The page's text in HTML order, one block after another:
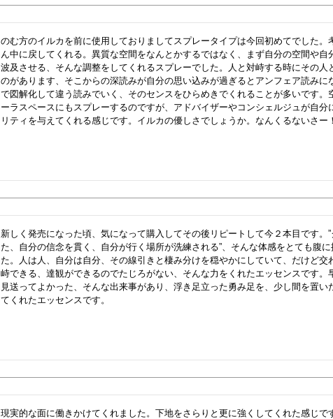
のむ方のイルカを前に使用しておりましてスプレータイプは今回初めてでした
ん中に戻してくれる。異質な空間をなんとかするではなく、まず自分の空間や自
波及させる、そんな調整をしてくれるスプレーでした。人と対峙する時にその人
のがあります、そこからの深読みが自分の思い込みが過ぎるとアンフェア読みに
で図解化して違う読みでいく、そのセンスをひらめきでくれることが多いです。
ーラスペースにもスプレーするのですが、アドバイザーやコンシェルジュが自分
リティを与えてくれる感じです。イルカの優しさでしょうか。なんくるないさー
新しく発売になった頃、気になって購入してその後リピートして今２本目です。
た、自分の信念を貫く、自分が行く場所が洗練される”、そんな体感をとても腹
た。人は人、自分は自分、その線引きと棲み分けを穏やかにしていて、だけど
峙できる、達観ができるのでたじろがない、そんな力をくれたエッセンスです。
見送ってよかった、そんな出来事があり、浮き足立った勇み足を、少し間を置
てくれたエッセンスです。
現実的な面に働きかけてくれました。下地をさらりと更に強くしてくれた感じで